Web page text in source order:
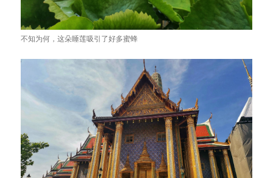
不知为何，这朵睡莲吸引了好多蜜蜂